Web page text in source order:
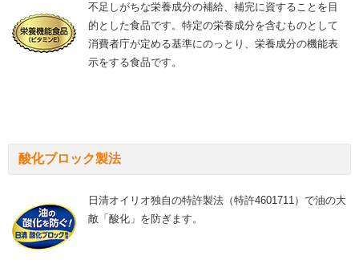
不足しがちな栄養成分の補給、補完に資することを目
的とした食品です。特定の栄養成分を含むものとして
消費者庁が定める基準にのっとり、栄養成分の機能表
示をする食品です。
酸化ブロック製法
日清オイリオ独自の特許製法（特許4601711）で油の大
敵「酸化」を防ぎます。